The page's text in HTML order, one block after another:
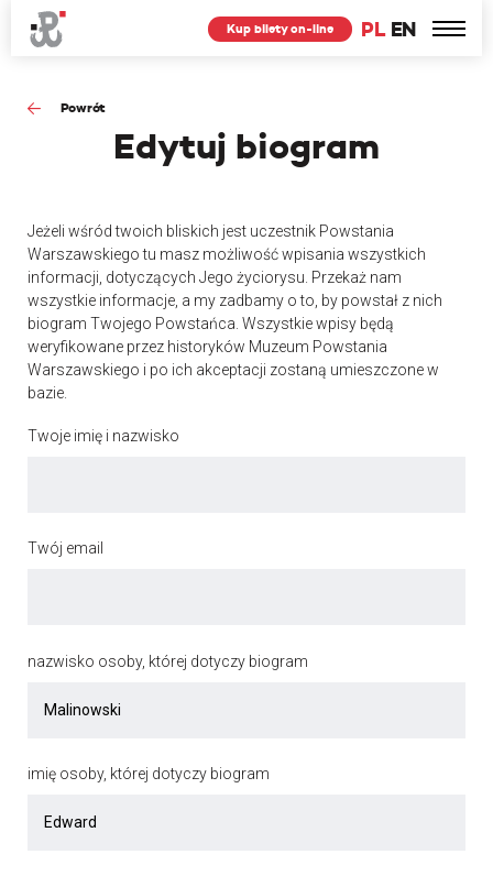
PL EN
Kup bilety on-line
Powrót
Edytuj biogram
Jeżeli wśród twoich bliskich jest uczestnik Powstania
Warszawskiego tu masz możliwość wpisania wszystkich
informacji, dotyczących Jego życiorysu. Przekaż nam
wszystkie informacje, a my zadbamy o to, by powstał z nich
biogram Twojego Powstańca. Wszystkie wpisy będą
weryfikowane przez historyków Muzeum Powstania
Warszawskiego i po ich akceptacji zostaną umieszczone w
bazie.
Twoje imię i nazwisko
Twój email
nazwisko osoby, której dotyczy biogram
imię osoby, której dotyczy biogram